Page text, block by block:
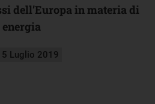
dell’Europa in materia di
5 Luglio 2019